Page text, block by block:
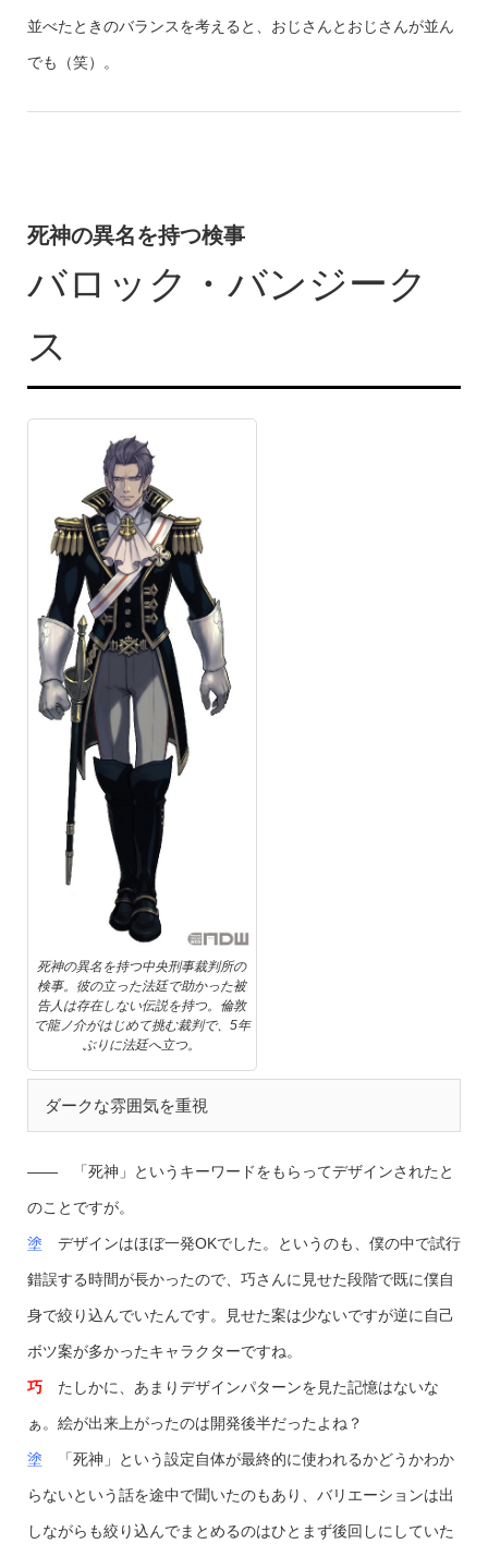
並べたときのバランスを考えると、おじさんとおじさんが並ん
でも（笑）。
死神の異名を持つ検事
バロック・バンジーク
ス
死神の異名を持つ中央刑事裁判所の
検事。彼の立った法廷で助かった被
告人は存在しない伝説を持つ。倫敦
で龍ノ介がはじめて挑む裁判で、5年
ぶりに法廷へ立つ。
ダークな雰囲気を重視
—— 「死神」というキーワードをもらってデザインされたと
のことですが。
塗 デザインはほぼ一発OKでした。というのも、僕の中で試行
錯誤する時間が長かったので、巧さんに見せた段階で既に僕自
身で絞り込んでいたんです。見せた案は少ないですが逆に自己
ボツ案が多かったキャラクターですね。
巧たしかに、あまりデザインパターンを見た記憶はないな
ぁ。絵が出来上がったのは開発後半だったよね？
塗 「死神」という設定自体が最終的に使われるかどうかわか
らないという話を途中で聞いたのもあり、バリエーションは出
しながらも絞り込んでまとめるのはひとまず後回しにしていた